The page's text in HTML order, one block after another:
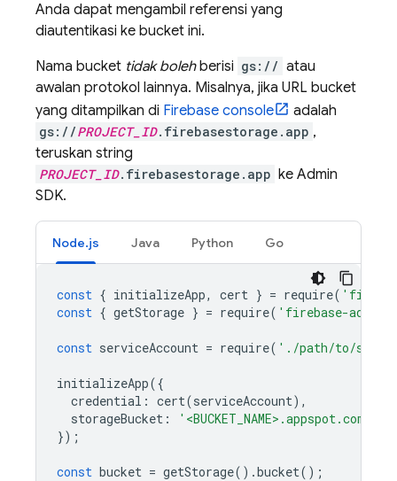
Anda dapat mengambil referensi yang
diautentikasi ke bucket ini.
Nama bucket tidak bolehberisi gs:// atau
awalan protokol lainnya. Misalnya, jika URL bucket
yang ditampilkan di Firebase console adalah
gs://PROJECT_ID.firebasestorage.app ,
teruskan string
PROJECT_ID.firebasestorage.app ke Admin
SDK.
Node.js Java Python Go
const { initializeApp, cert } = require(
const { getStorage } = require( 'firebase-
const serviceAccount = require( './path/to/
initializeApp({
credential : cert(serviceAccount),
storageBucket :
'<BUCKET_NAME>.appspot.com'
});
const bucket = getStorage().bucket();